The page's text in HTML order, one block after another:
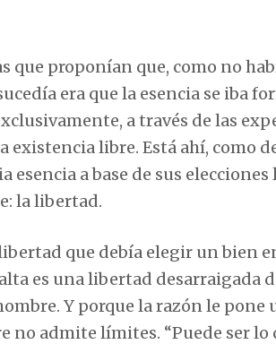
proponían que, como no
era que la esencia se iba
a través de las
libre. Está ahí, como
esencia a base de sus
la libertad.
que debía elegir un bien
es una libertad desarraigada
Y porque la razón le pone
no admite límites. “Puede ser lo